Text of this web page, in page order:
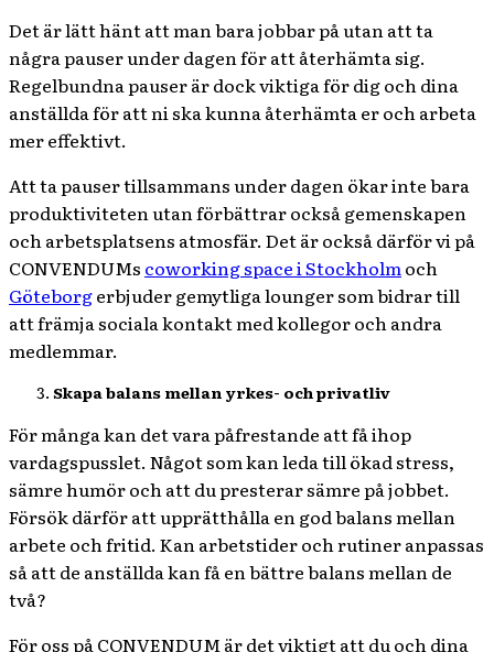
Det är lätt hänt att man bara jobbar på utan att ta
några pauser under dagen för att återhämta sig.
Regelbundna pauser är dock viktiga för dig och dina
anställda för att ni ska kunna återhämta er och arbeta
mer effektivt.
Att ta pauser tillsammans under dagen ökar inte bara
produktiviteten utan förbättrar också gemenskapen
och arbetsplatsens atmosfär. Det är också därför vi på
CONVENDUMs coworking space i Stockholmoch
Göteborgerbjuder gemytliga lounger som bidrar till
att främja sociala kontakt med kollegor och andra
medlemmar.
Skapa balans mellan yrkes- och privatliv
För många kan det vara påfrestande att få ihop
vardagspusslet. Något som kan leda till ökad stress,
sämre humör och att du presterar sämre på jobbet.
Försök därför att upprätthålla en god balans mellan
arbete och fritid. Kan arbetstider och rutiner anpassas
så att de anställda kan få en bättre balans mellan de
två?
För oss på CONVENDUM är det viktigt att du och dina